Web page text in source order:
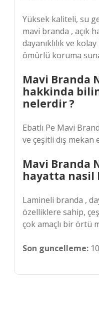
Yüksek kaliteli, su
mavi branda , açık
dayanıklılık ve
ömürlü koruma
Mavi Branda
hakkinda
nelerdir ?
Ebatlı Pe Mavi
ve çeşitli dış
Mavi Branda
hayatta nasil
Lamineli branda ,
özelliklere sahip,
çok amaçlı bir örtü
Son guncelleme: